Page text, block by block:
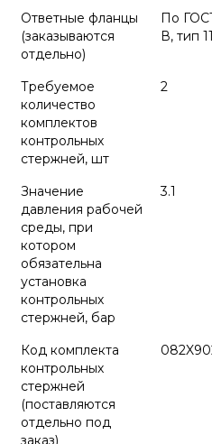
Ответные фланцы
(заказываются
отдельно)
По
В, тип 11
Требуемое
количество
комплектов
контрольных
стержней, шт
2
Значение
давления рабочей
среды, при
котором
обязательна
установка
контрольных
стержней, бар
3.1
Код комплекта
контрольных
стержней
(поставляются
отдельно под
заказ)